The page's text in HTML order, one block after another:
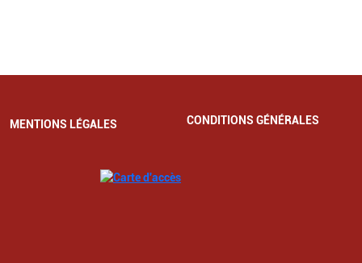
MENTIONS LÉGALES CONDITIONS GÉNÉRALES